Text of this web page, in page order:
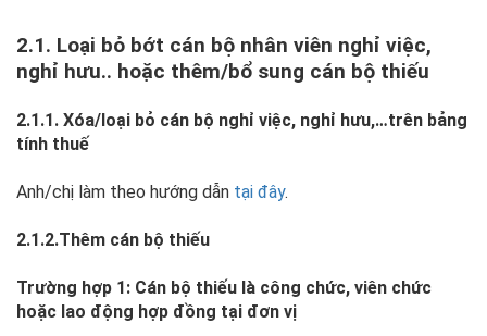
2.1. Loại bỏ bớt cán bộ nhân viên nghỉ việc,
nghỉ hưu.. hoặc thêm/bổ sung cán bộ thiếu
2.1.1. Xóa/loại bỏ cán bộ nghỉ việc, nghỉ hưu,…trên bảng
tính thuế
Anh/chị làm theo hướng dẫn tại đây.
2.1.2.Thêm cán bộ thiếu
Trường hợp 1: Cán bộ thiếu là công chức, viên chức
hoặc lao động hợp đồng tại đơn vị